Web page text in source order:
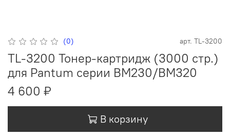
(0) арт. TL-3200
TL-3200 Тонер-картридж (3000 стр.)
для Pantum серии BM230/BM320
4 600 ₽
В корзину